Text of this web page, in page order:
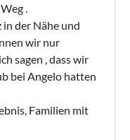
.
der Nähe und
wir nur
sagen , dass wir
bei Angelo hatten
Familien mit